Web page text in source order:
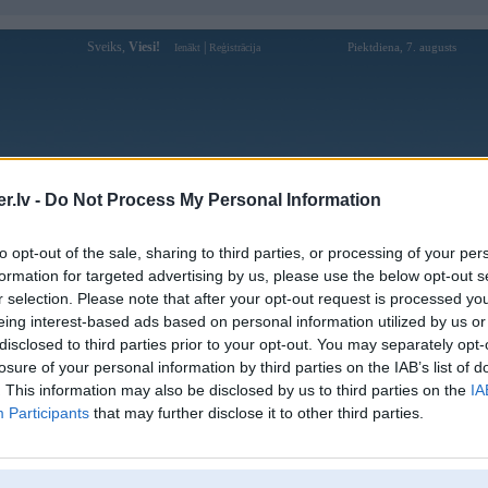
- Do Not Process My Personal Information
opt-out of the sale, sharing to third parties, or processing of your
for targeted advertising by us, please use the below opt-out
selection. Please note that after your opt-out request is processed
interest-based ads based on personal information utilized by us
to third parties prior to your opt-out. You may separately
of your personal information by third parties on the IAB’s list of
This information may also be disclosed by us to third parties on the
Participants that may further disclose it to other third parties.
Sveiks, Viesi! Ienākt Reģistrācija Piektdiena, 7. augusts
Forums Galerijas Reģistrācija Lietotāji
Pievienota
01. Sep 2013
successfully 18. Jul 2012
31. Jul 2011
E21 atdzimšana 02. Jun 2011
nolicis.. 24. Dec 2008